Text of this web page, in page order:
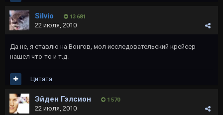
Silvio 13 681
22 июля, 2010
Да не, я ставлю на Вонгов, мол исследовательский крейсер
нашел что-то и т.д.
Цитата
Эйден Гэлсион 1 570
22 июля, 2010